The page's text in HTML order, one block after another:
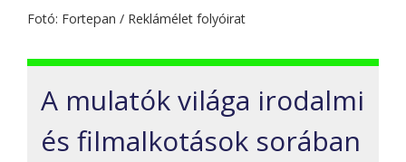
Fotó: Fortepan / Reklámélet folyóirat
A mulatók világa irodalmi
és filmalkotások sorában